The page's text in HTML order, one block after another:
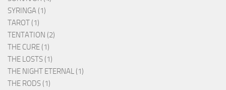
SYRINGA (1)
TAROT (1)
TENTATION (2)
THE CURE (1)
THE LOSTS (1)
THE NIGHT ETERNAL (1)
THE RODS (1)